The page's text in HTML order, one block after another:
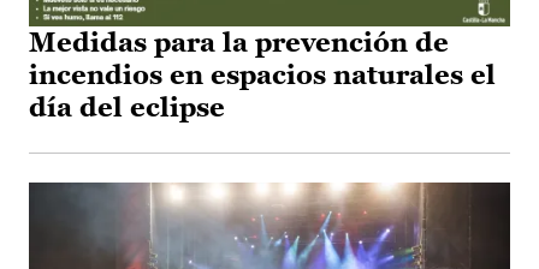
Medidas para la prevención de
incendios en espacios naturales el
día del eclipse